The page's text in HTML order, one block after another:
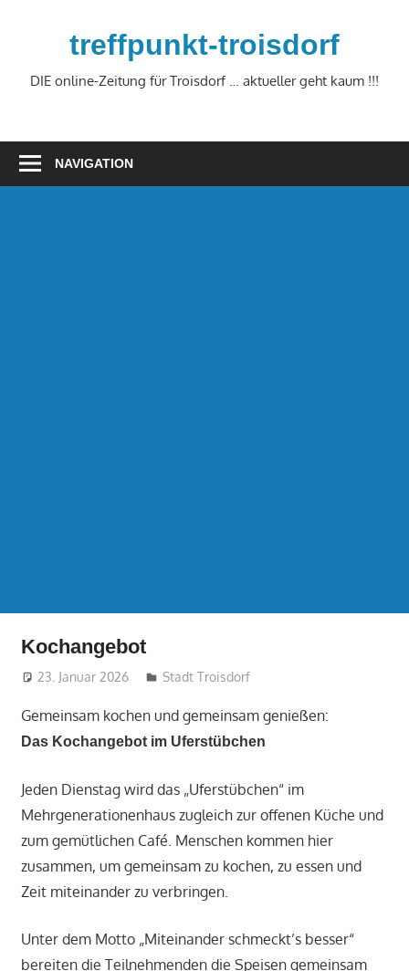
treffpunkt-troisdorf
DIE online-Zeitung für Troisdorf … aktueller geht kaum !!!
NAVIGATION
Kochangebot
23. Januar 2026 treffpunkt
Stadt Troisdorf
Gemeinsam kochen und gemeinsam genießen:
Das Kochangebot im Uferstübchen
Jeden Dienstag wird das „Uferstübchen“ im
Mehrgenerationenhaus zugleich zur offenen Küche und
zum gemütlichen Café. Menschen kommen hier
zusammen, um gemeinsam zu kochen, zu essen und
Zeit miteinander zu verbringen.
Unter dem Motto „Miteinander schmeckt’s besser“
bereiten die Teilnehmenden die Speisen gemeinsam